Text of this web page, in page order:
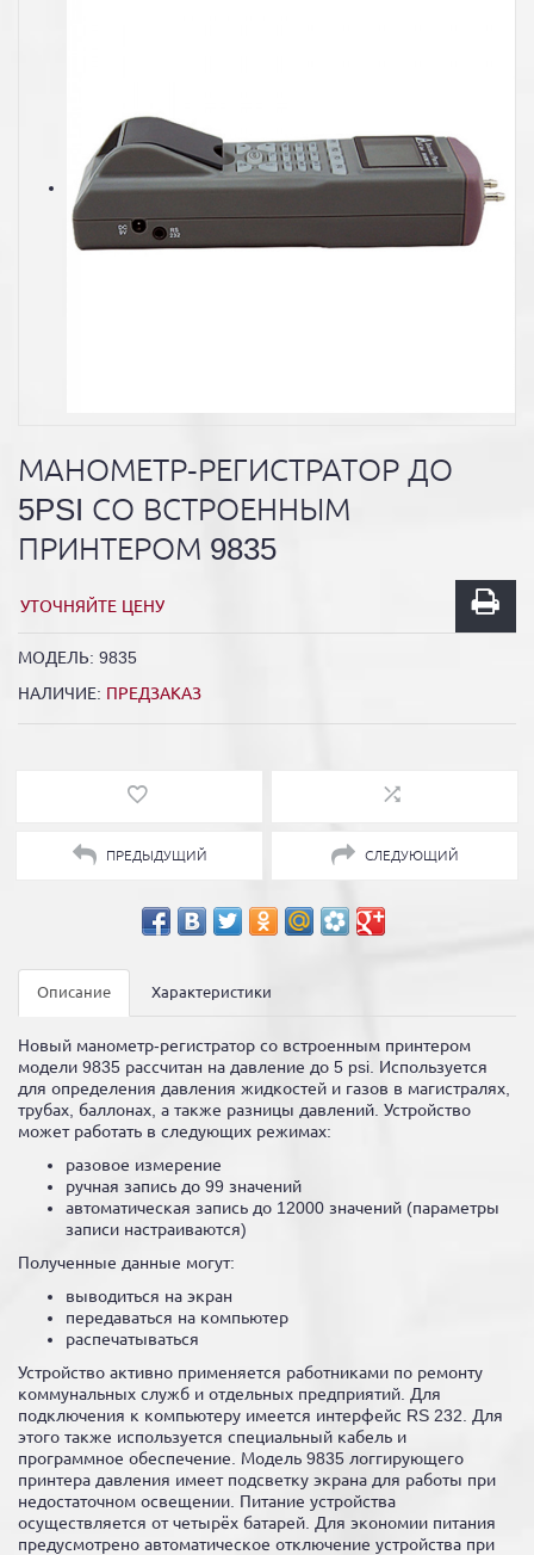
МАНОМЕТР-РЕГИСТРАТОР ДО
5PSI СО ВСТРОЕННЫМ
ПРИНТЕРОМ 9835
УТОЧНЯЙТЕ ЦЕНУ
МОДЕЛЬ: 9835
НАЛИЧИЕ: ПРЕДЗАКАЗ
ПРЕДЫДУЩИЙ СЛЕДУЮЩИЙ
Описание Характеристики
Новый манометр-регистратор со встроенным принтером
модели 9835 рассчитан на давление до 5 psi. Используется
для определения давления жидкостей и газов в магистралях,
трубах, баллонах, а также разницы давлений. Устройство
может работать в следующих режимах:
разовое измерение
ручная запись до 99 значений
автоматическая запись до 12000 значений (параметры
записи настраиваются)
Полученные данные могут:
выводиться на экран
передаваться на компьютер
распечатываться
Устройство активно применяется работниками по ремонту
коммунальных служб и отдельных предприятий. Для
подключения к компьютеру имеется интерфейс RS 232. Для
этого также используется специальный кабель и
программное обеспечение. Модель 9835 логгирующего
принтера давления имеет подсветку экрана для работы при
недостаточном освещении. Питание устройства
осуществляется от четырёх батарей. Для экономии питания
предусмотрено автоматическое отключение устройства при